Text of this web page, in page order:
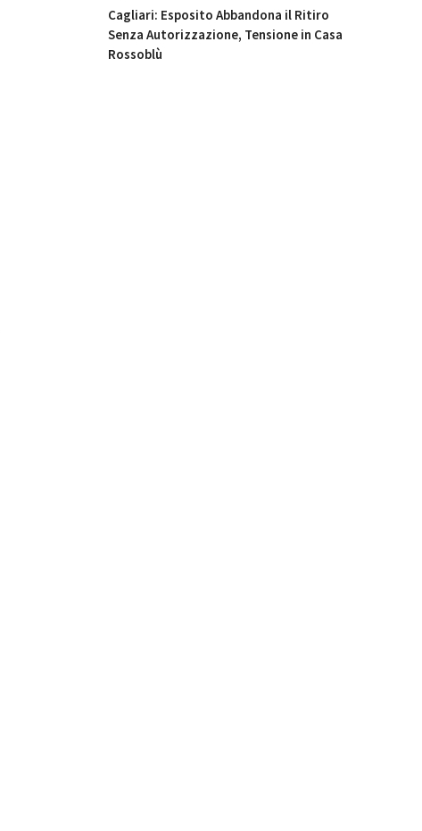
Cagliari: Esposito Abbandona il Ritiro
Senza Autorizzazione, Tensione in Casa
Rossoblù